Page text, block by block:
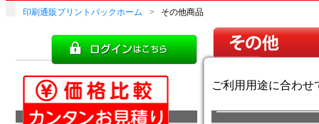
印刷通販プリントパックホーム その他商品
ご利用用途に合わ